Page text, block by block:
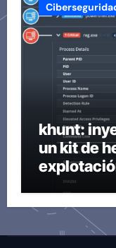
khunt:
un kit de